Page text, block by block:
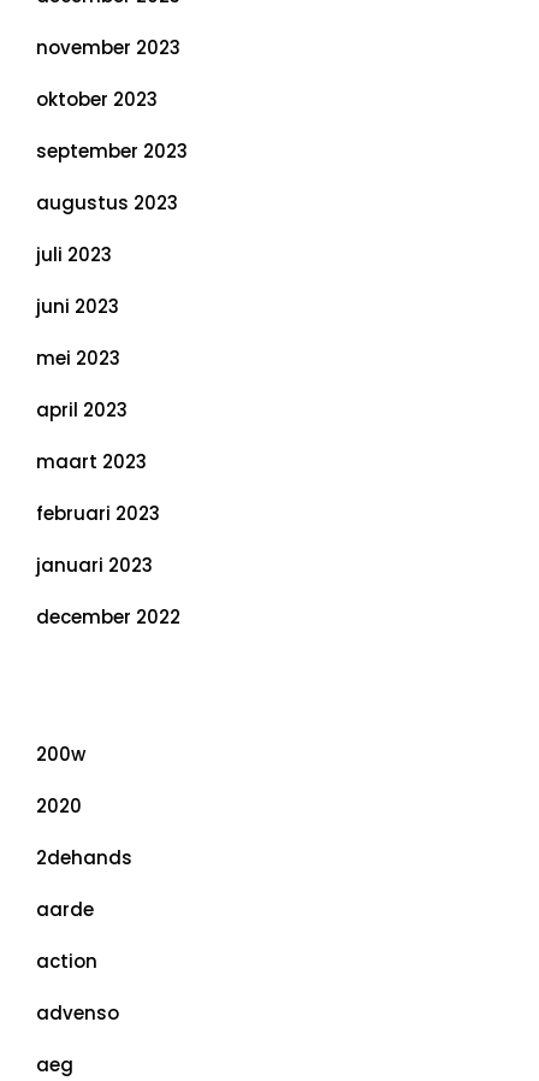
november 2023
oktober 2023
september 2023
augustus 2023
juli 2023
juni 2023
mei 2023
april 2023
maart 2023
februari 2023
januari 2023
december 2022
200w
2020
2dehands
aarde
action
advenso
aeg